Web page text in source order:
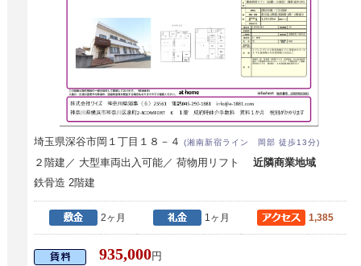
埼玉県深谷市岡１丁目１８－４(湘南新宿ライン 岡部 徒歩13分)
２階建／ 大型車両出入可能／ 荷物用リフト近隣商業地域
鉄骨造 2階建
2ヶ月 1ヶ月 1,385
935,000円